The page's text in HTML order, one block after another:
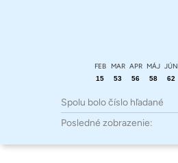
FEB
15
MAR
53
APR
56
MÁJ
58
JÚN
62
Spolu bolo číslo hľadané
Posledné zobrazenie: